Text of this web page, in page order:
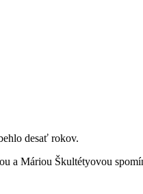
desať rokov.
a Máriou Škultétyovou